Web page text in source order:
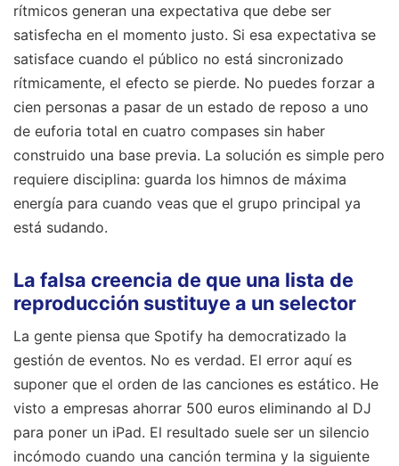
rítmicos generan una expectativa que debe ser
satisfecha en el momento justo. Si esa expectativa se
satisface cuando el público no está sincronizado
rítmicamente, el efecto se pierde. No puedes forzar a
cien personas a pasar de un estado de reposo a uno
de euforia total en cuatro compases sin haber
construido una base previa. La solución es simple pero
requiere disciplina: guarda los himnos de máxima
energía para cuando veas que el grupo principal ya
está sudando.
La falsa creencia de que una lista de
reproducción sustituye a un selector
La gente piensa que Spotify ha democratizado la
gestión de eventos. No es verdad. El error aquí es
suponer que el orden de las canciones es estático. He
visto a empresas ahorrar 500 euros eliminando al DJ
para poner un iPad. El resultado suele ser un silencio
incómodo cuando una canción termina y la siguiente